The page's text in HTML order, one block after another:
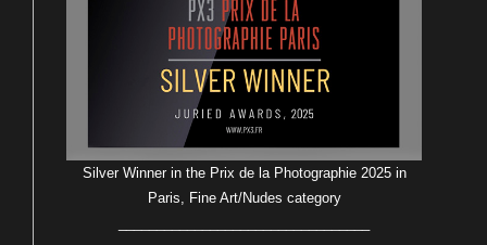
Silver Winner in the Prix de la Photographie 2025 in
Paris, Fine Art/Nudes category